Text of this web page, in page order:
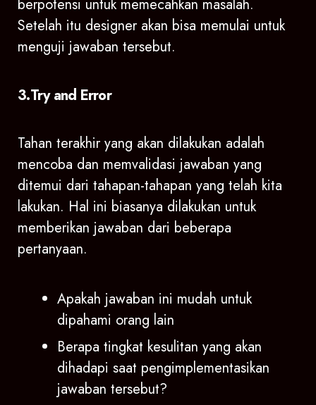
berpotensi untuk memecahkan masalah.
Setelah itu designer akan bisa memulai untuk
menguji jawaban tersebut.
3.Try and Error
Tahan terakhir yang akan dilakukan adalah
mencoba dan memvalidasi jawaban yang
ditemui dari tahapan-tahapan yang telah kita
lakukan. Hal ini biasanya dilakukan untuk
memberikan jawaban dari beberapa
pertanyaan.
Apakah jawaban ini mudah untuk
dipahami orang lain
Berapa tingkat kesulitan yang akan
dihadapi saat pengimplementasikan
jawaban tersebut?